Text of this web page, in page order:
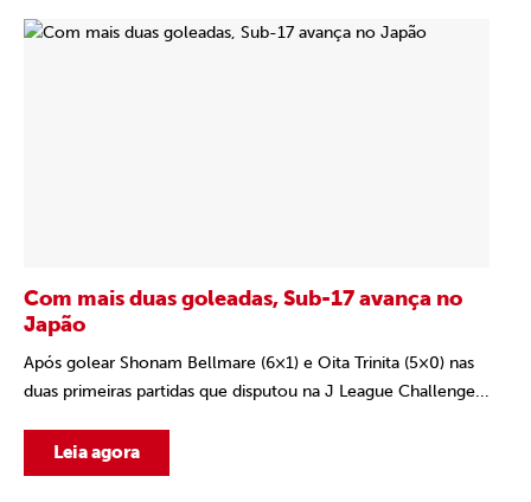
Com mais duas goleadas, Sub-17 avança no
Japão
Após golear Shonam Bellmare (6×1) e Oita Trinita (5×0) nas
duas primeiras partidas que disputou na J League Challenge...
Leia agora